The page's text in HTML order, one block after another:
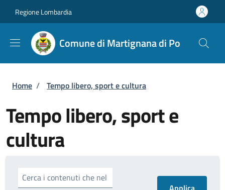
Regione Lombardia
Comune di Martignana di Po
Briciole di pane
Home / Tempo libero, sport e cultura
Tempo libero, sport e
cultura
Cerca i contenuti che nel